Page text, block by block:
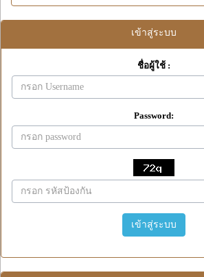
เข้าสู่ระบบ
ชื่อผู้ใช้ :
Password:
เข้าสู่ระบบ